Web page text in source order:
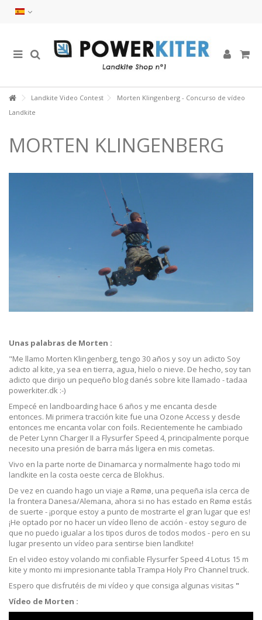
Landkite Video Contest
Morten Klingenberg - Concurso de vídeo
Landkite
MORTEN KLINGENBERG
Unas palabras de Morten :
"Me llamo Morten Klingenberg, tengo 30 años y soy un adicto Soy
adicto al kite, ya sea en tierra, agua, hielo o nieve. De hecho, soy tan
adicto que dirijo un pequeño blog danés sobre kite llamado - tadaa
powerkiter.dk :-)
Empecé en landboarding hace 6 años y me encanta desde
entonces. Mi primera tracción kite fue una Ozone Access y desde
entonces me encanta volar con foils. Recientemente he cambiado
de Peter Lynn Charger II a Flysurfer Speed 4, principalmente porque
necesito una presión de barra más ligera en mis cometas.
Vivo en la parte norte de Dinamarca y normalmente hago todo mi
landkite en la costa oeste cerca de Blokhus.
De vez en cuando hago un viaje a Rømø, una pequeña isla cerca de
la frontera Danesa/Alemana, ahora si no has estado en Rømø estás
de suerte - ¡porque estoy a punto de mostrarte el gran lugar que es!
¡He optado por no hacer un vídeo lleno de acción - estoy seguro de
que no puedo igualar a los tipos duros de todos modos - pero en su
lugar presento un vídeo para sentirse bien landkite!
En el video estoy volando mi confiable Flysurfer Speed 4 Lotus 15 m
kite y monto mi impresionante tabla Trampa Holy Pro Channel truck.
Espero que disfrutéis de mi vídeo y que consiga algunas visitas "
Vídeo de Morten :